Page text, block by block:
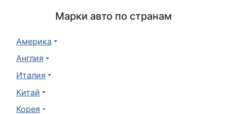
Марки авто по странам
Америка
Англия
Италия
Китай
Корея